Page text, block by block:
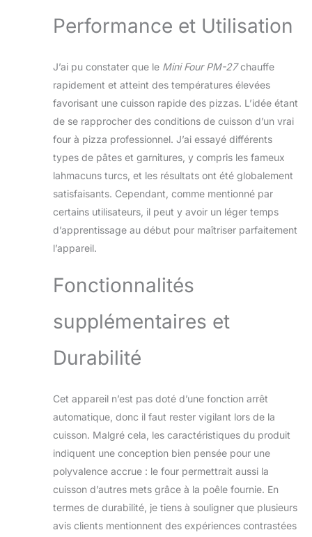
Performance et Utilisation
J’ai pu constater que le Mini Four PM-27chauffe
rapidement et atteint des températures élevées
favorisant une cuisson rapide des pizzas. L’idée étant
de se rapprocher des conditions de cuisson d’un vrai
four à pizza professionnel. J’ai essayé différents
types de pâtes et garnitures, y compris les fameux
lahmacuns turcs, et les résultats ont été globalement
satisfaisants. Cependant, comme mentionné par
certains utilisateurs, il peut y avoir un léger temps
d’apprentissage au début pour maîtriser parfaitement
l’appareil.
Fonctionnalités
supplémentaires et
Durabilité
Cet appareil n’est pas doté d’une fonction arrêt
automatique, donc il faut rester vigilant lors de la
cuisson. Malgré cela, les caractéristiques du produit
indiquent une conception bien pensée pour une
polyvalence accrue : le four permettrait aussi la
cuisson d’autres mets grâce à la poêle fournie. En
termes de durabilité, je tiens à souligner que plusieurs
avis clients mentionnent des expériences contrastées